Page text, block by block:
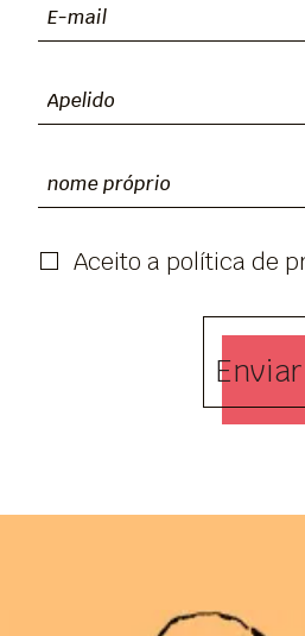
Aceito a política de
Enviar